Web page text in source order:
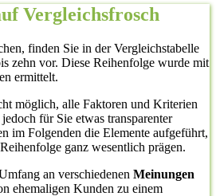
Vergleichsfrosch
finden Sie in der Vergleichstabelle
zehn vor. Diese Reihenfolge wurde mit
ermittelt.
möglich, alle Faktoren und Kriterien
für Sie etwas transparenter
im Folgenden die Elemente aufgeführt,
ganz wesentlich prägen.
an verschiedenen Meinungen
ehemaligen Kunden zu einem